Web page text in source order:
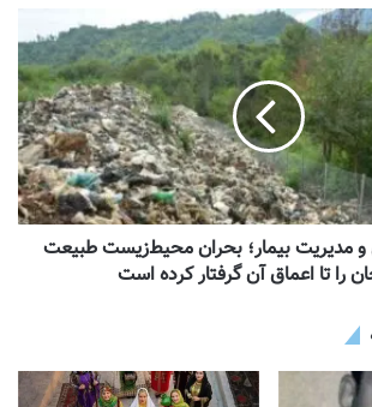
مدیریت بیمار؛ بحران محیط‌زیست طبیعت
را تا اعماق آن گرفتار کرده است